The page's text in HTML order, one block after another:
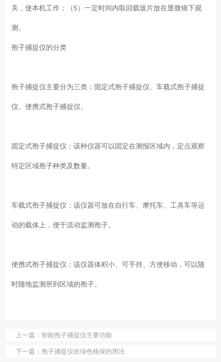
关，使本机工作；（5）一定时间内取回载玻片放在显微镜下观
测。
孢子捕捉仪的分类
孢子捕捉仪主要分为三类：固定式孢子捕捉仪、车载式孢子捕捉
仪、便携式孢子捕捉仪。
固定式孢子捕捉仪：该种仪器可以固定在测报区域内，定点观察
特定区域孢子种类及数量。
车载式孢子捕捉仪：该仪器可放在自行车、摩托车、工具车等运
动的载体上，便于流动监测孢子。
便携式孢子捕捉仪：该仪器体积小、可手持、方便移动，可以随
时随地监测所到区域的孢子。
上一篇： 智能孢子捕捉仪主要功能
下一篇： 孢子捕捉仪在绿色植保的用法